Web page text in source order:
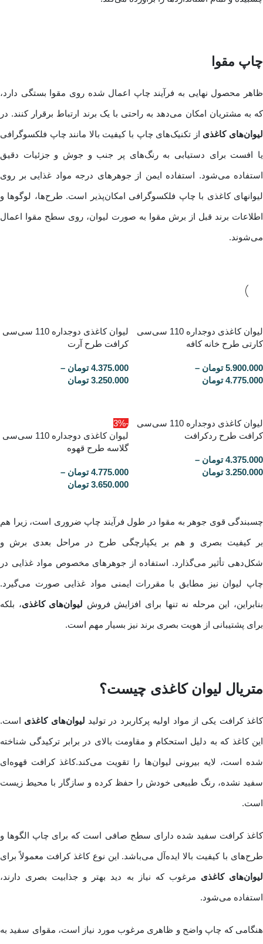
چاپ مقوا
ظاهر محصول نهایی به فرآیند چاپ اعمال شده روی مقوا بستگی دارد،
که به مشتریان امکان می‌دهد به راحتی با یک برند ارتباط برقرار کنند. در
لیوان‌های کاغذی از تکنیک‌های چاپ با کیفیت بالا مانند چاپ فلکسوگرافی
یا افست برای دستیابی به رنگ‌های پر جنب و جوش و جزئیات دقیق
استفاده می‌شود. استفاده ایمن از جوهرهای درجه مواد غذایی بر روی
لیوانهای کاغذی با چاپ فلکسوگرافی امکان‌پذیر است. طرح‌ها، لوگوها و
اطلاعات برند قبل از برش مقوا به صورت لیوان، روی سطح مقوا اعمال
می‌شوند.
لیوان کاغذی دوجداره 110 سی‌سی
کارتی طرح خانه کافه
5.900.000 تومان –
4.775.000 تومان
لیوان کاغذی دوجداره 110 سی‌سی
کرافت طرح آرت
4.375.000 تومان –
3.250.000 تومان
لیوان کاغذی دوجداره 110 سی‌سی
کرافت طرح ردکرافت
4.375.000 تومان –
3.250.000 تومان
-3%
لیوان کاغذی دوجداره 110 سی‌سی
گلاسه طرح قهوه
4.775.000 تومان –
3.650.000 تومان
چسبندگی قوی جوهر به مقوا در طول فرآیند چاپ ضروری است، زیرا هم
بر کیفیت بصری و هم بر یکپارچگی طرح در مراحل بعدی برش و
شکل‌دهی تأثیر می‌گذارد. استفاده از جوهرهای مخصوص مواد غذایی در
چاپ لیوان نیز مطابق با مقررات ایمنی مواد غذایی صورت می‌گیرد.
بنابراین، این مرحله نه تنها برای افزایش فروش لیوان‌های کاغذی، بلکه
برای پشتیبانی از هویت بصری برند نیز بسیار مهم است.
متریال لیوان کاغذی چیست؟
کاغذ کرافت یکی از مواد اولیه پرکاربرد در تولید لیوان‌های کاغذی است.
این کاغذ که به دلیل استحکام و مقاومت بالای در برابر ترکیدگی شناخته
شده است، لایه بیرونی لیوان‌ها را تقویت می‌کند.کاغذ کرافت قهوه‌ای
سفید نشده، رنگ طبیعی خودش را حفظ کرده و سازگار با محیط زیست
است.
کاغذ کرافت سفید شده دارای سطح صافی است که برای چاپ الگوها و
طرح‌های با کیفیت بالا ایده‌آل می‌باشد. این نوع کاغذ کرافت معمولاً برای
لیوان‌های کاغذی مرغوب که نیاز به دید بهتر و جذابیت بصری دارند،
استفاده می‌شود.
هنگامی که چاپ واضح و ظاهری مرغوب مورد نیاز است، مقوای سفید به